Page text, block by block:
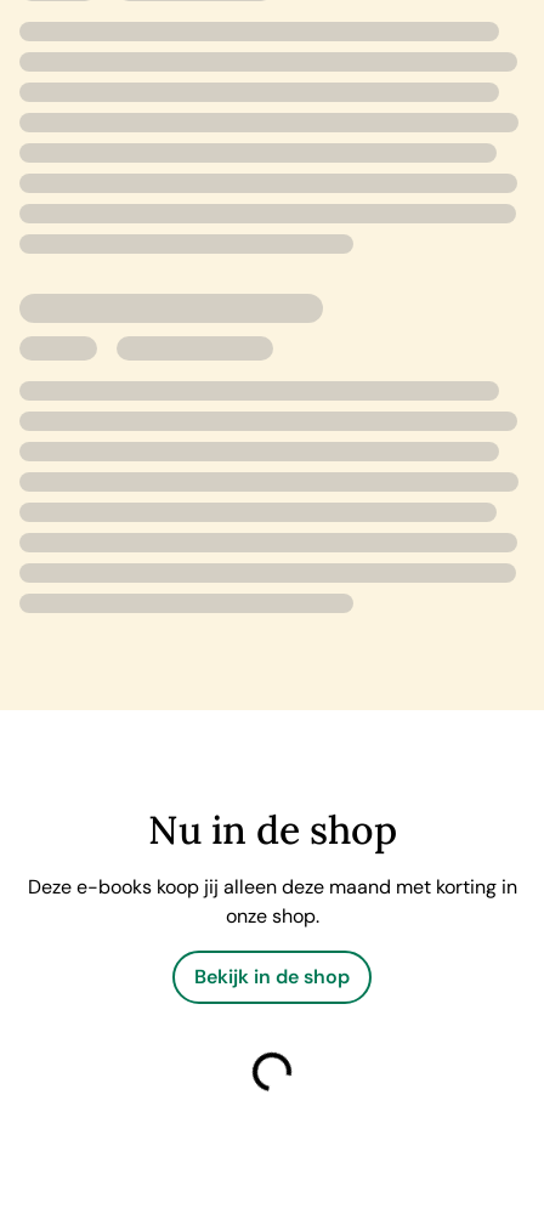
Nu in de shop
Deze e-books koop jij alleen deze maand met korting in
onze shop.
Bekijk in de shop
laden